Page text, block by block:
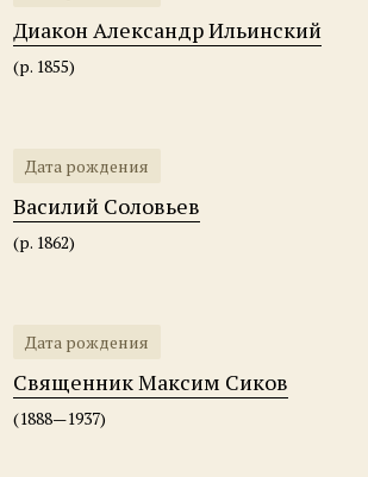
Диакон Александр Ильинский
(р. 1855)
Дата рождения
Василий Соловьев
(р. 1862)
Дата рождения
Священник Максим Сиков
(1888—1937)